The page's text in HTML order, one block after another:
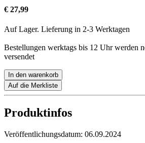
€ 27,99
Auf Lager. Lieferung in 2-3 Werktagen
Bestellungen werktags bis 12 Uhr werden
versendet
In den warenkorb
Auf die Merkliste
Produktinfos
Veröffentlichungsdatum: 06.09.2024